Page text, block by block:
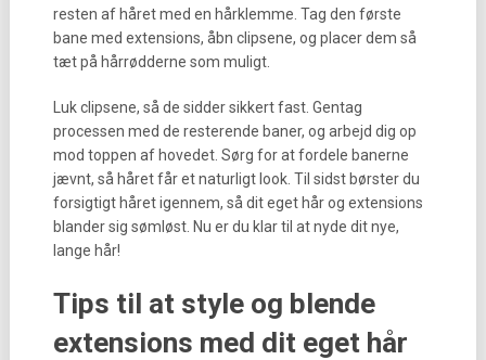
resten af håret med en hårklemme. Tag den første
bane med extensions, åbn clipsene, og placer dem så
tæt på hårrødderne som muligt.
Luk clipsene, så de sidder sikkert fast. Gentag
processen med de resterende baner, og arbejd dig op
mod toppen af hovedet. Sørg for at fordele banerne
jævnt, så håret får et naturligt look. Til sidst børster du
forsigtigt håret igennem, så dit eget hår og extensions
blander sig sømløst. Nu er du klar til at nyde dit nye,
lange hår!
Tips til at style og blende
extensions med dit eget hår